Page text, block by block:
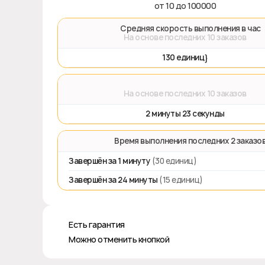
от 10 до 100000
🚀 Средняя скорость выполнения в час
На основе последних 10 заказов
130 единиц}
На основе последних 10 заказов
2 минуты 23 секунды
⏱️ Время выполнения последних 2
Завершён за 1 минуту (30 единиц)
Завершён за 24 минуты (15 единиц)
♻️ Есть гарантия
❎ Можно отменить кнопкой